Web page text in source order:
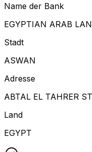
Name der Bank
EGYPTIAN ARAB
Stadt
ASWAN
Adresse
ABTAL EL TAHRER
Land
EGYPT